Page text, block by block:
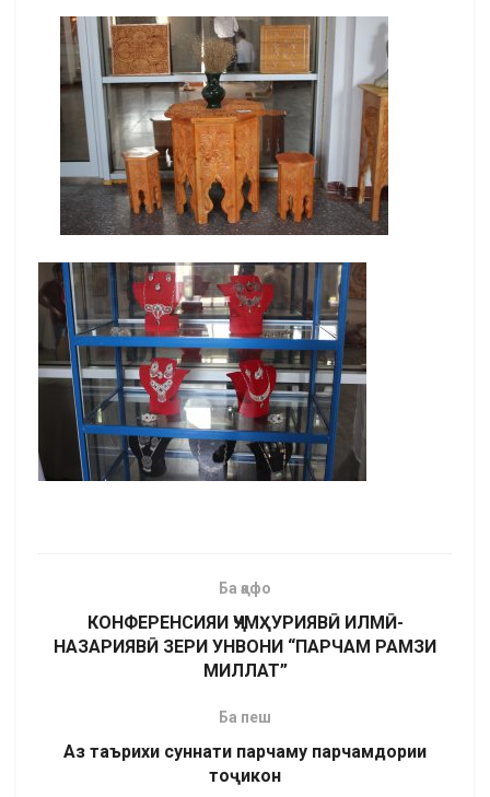
Ба қафо
КОНФЕРЕНСИЯИ ҶУМҲУРИЯВӢ ИЛМӢ-
НАЗАРИЯВӢ ЗЕРИ УНВОНИ “ПАРЧАМ РАМЗИ
МИЛЛАТ”
Ба пеш
Аз таърихи суннати парчаму парчамдории
тоҷикон